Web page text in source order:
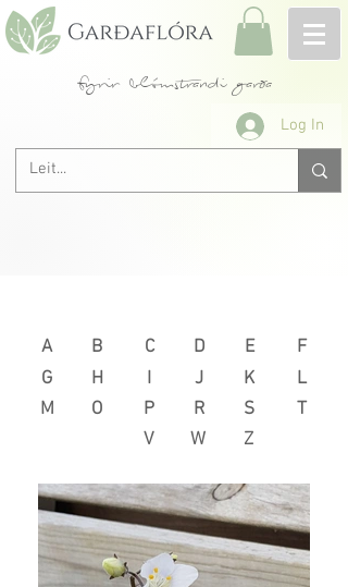
fyrir blómstrandi garða
Log In
A
G
M
B
H
O
C D
E
I
J
K
P
R
S
V
W Z
F
L
T